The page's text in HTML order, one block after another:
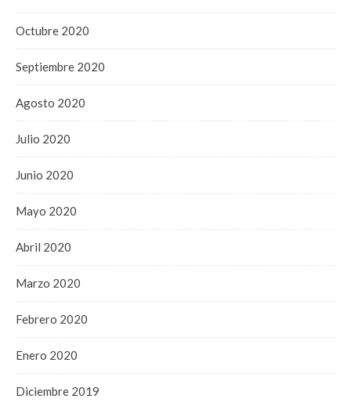
Octubre 2020
Septiembre 2020
Agosto 2020
Julio 2020
Junio 2020
Mayo 2020
Abril 2020
Marzo 2020
Febrero 2020
Enero 2020
Diciembre 2019